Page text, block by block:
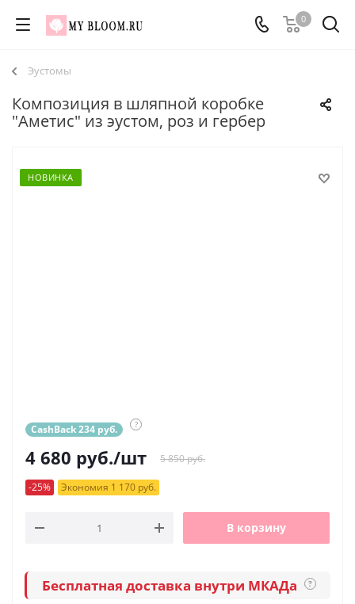
0
Эустомы
Композиция в шляпной коробке
"Аметис" из эустом, роз и гербер
НОВИНКА
CashBack 234 руб. ?
4 680 руб./шт 5 850 руб.
-25% Экономия 1 170 руб.
В корзину
Бесплатная доставка внутри МКАДа ?